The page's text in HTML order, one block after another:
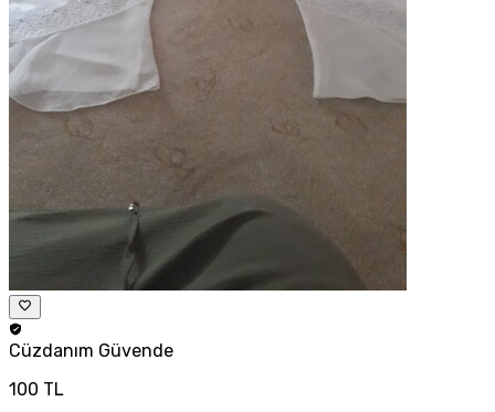
Cüzdanım Güvende
100 TL